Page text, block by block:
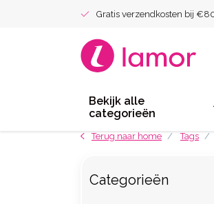
Gratis verzendkosten bij
Bekijk alle
categorieën
Terug naar home Tags
Categorieën